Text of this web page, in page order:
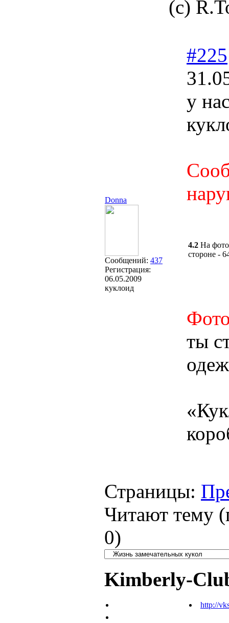
(с)
Donna
Сообщений: 437
Регистрация:
06.05.2009
куклоид
#225
у
4.2 На
стороне -
ты
Страницы:
Читают тему
0)
Kimberly-
http://